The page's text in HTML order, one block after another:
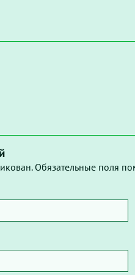
Обязательные поля